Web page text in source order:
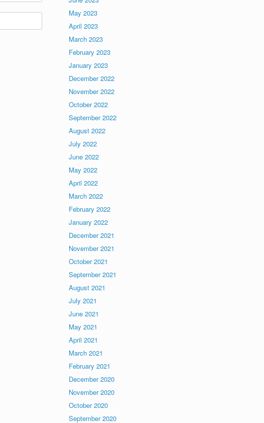
May 2023
April 2023
March 2023
February 2023
January 2023
December 2022
November 2022
October 2022
September 2022
August 2022
July 2022
June 2022
May 2022
April 2022
March 2022
February 2022
January 2022
December 2021
November 2021
October 2021
September 2021
August 2021
July 2021
June 2021
May 2021
April 2021
March 2021
February 2021
December 2020
November 2020
October 2020
September 2020